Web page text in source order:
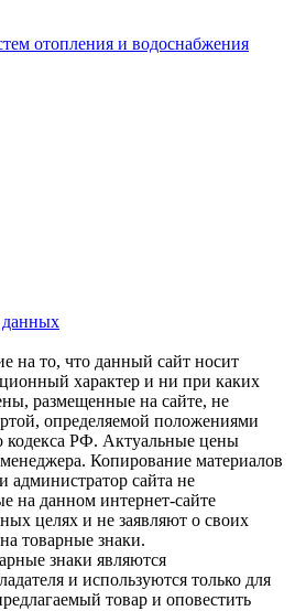
отопления и водоснабжения
данных
на то, что данный сайт носит
характер и ни при каких
размещенные на сайте, не
определяемой положениями
кодекса РФ. Актуальные цены
Копирование материалов
администратор сайта не
на данном интернет-сайте
целях и не заявляют о своих
товарные знаки.
знаки являются
и используются только для
товар и оповестить